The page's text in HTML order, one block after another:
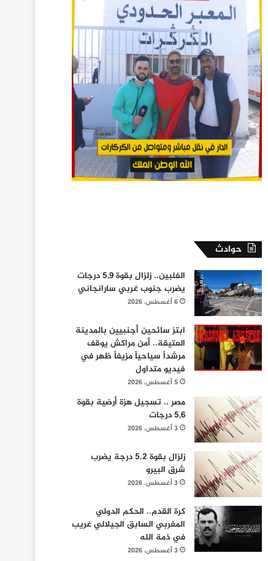
حوادث
الفلبين.. زلزال بقوة 5,9 درجات
يضرب جنوب غربي سارانجاني
6 أغسطس، 2026
ابتز سائحين أجنبيين بالمدينة
العتيقة.. أمن مراكش يوقف
مرشداً سياحياً مزيفاً ظهر في
فيديو متداول
5 أغسطس، 2026
مصر .. تسجيل هزة أرضية بقوة
5,6 درجات
3 أغسطس، 2026
زلزال بقوة 5.2 درجة يضرب
شرق البيرو
3 أغسطس، 2026
كرة القدم.. الحكم الدولي
المغربي السابق الجيلالي غريب
في ذمة الله
3 أغسطس، 2026